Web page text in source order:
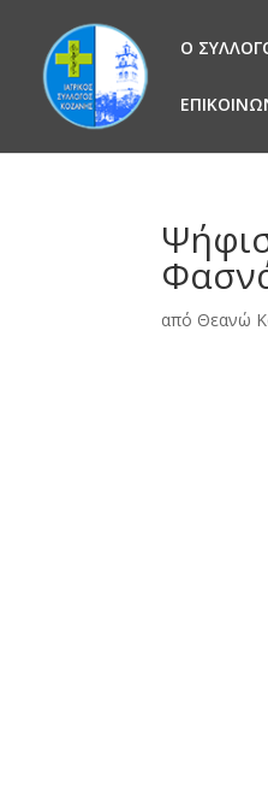
Ο
από Θεανώ